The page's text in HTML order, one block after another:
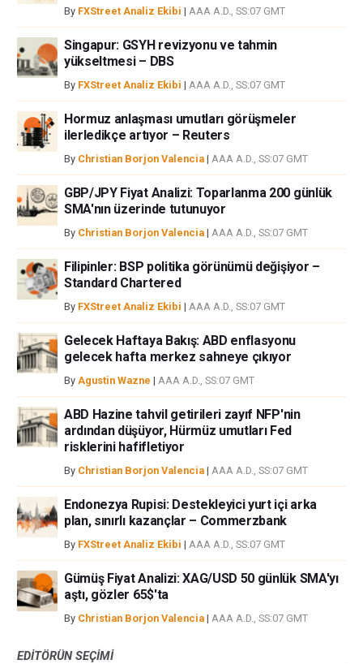
ortaklar yada katkıda bulunanlar tarafından genel piyasa yorumu olarak
bilgilerin kullanımı nedeniyle doğrudan yada dolaylı olarak ortaya
çıkabilecek herhangi bir kar kaybı herhangi bir sınırlama olmaksızın
herhangi bir kayıp ya da hasar için sorumluluk kabul etmemektedir.
By FXStreet Analiz Ekibi | AAA A.D., SS:07 GMT
Singapur: GSYH revizyonu ve tahmin
yükseltmesi – DBS
By FXStreet Analiz Ekibi | AAA A.D., SS:07 GMT
Hormuz anlaşması umutları görüşmeler
ilerledikçe artıyor – Reuters
By Christian Borjon Valencia | AAA A.D., SS:07 GMT
GBP/JPY Fiyat Analizi: Toparlanma 200 günlük
SMA'nın üzerinde tutunuyor
By Christian Borjon Valencia | AAA A.D., SS:07 GMT
Filipinler: BSP politika görünümü değişiyor –
Standard Chartered
By FXStreet Analiz Ekibi | AAA A.D., SS:07 GMT
Gelecek Haftaya Bakış: ABD enflasyonu
gelecek hafta merkez sahneye çıkıyor
By Agustin Wazne | AAA A.D., SS:07 GMT
ABD Hazine tahvil getirileri zayıf NFP'nin
ardından düşüyor, Hürmüz umutları Fed
risklerini hafifletiyor
By Christian Borjon Valencia | AAA A.D., SS:07 GMT
Endonezya Rupisi: Destekleyici yurt içi arka
plan, sınırlı kazançlar – Commerzbank
By FXStreet Analiz Ekibi | AAA A.D., SS:07 GMT
Gümüş Fiyat Analizi: XAG/USD 50 günlük SMA'yı
aştı, gözler 65$'ta
By Christian Borjon Valencia | AAA A.D., SS:07 GMT
EDITÖRÜN SEÇIMI